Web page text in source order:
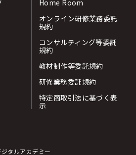
Home Room
オンライン研修業務委託
規約
コンサルティング等委託
規約
教材制作等委託規約
研修業務委託規約
特定商取引法に基づく表
示
タルアカデミー